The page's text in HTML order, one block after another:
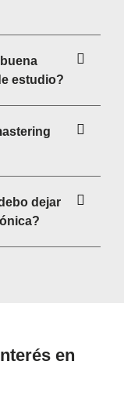
estudio?
dejar
en